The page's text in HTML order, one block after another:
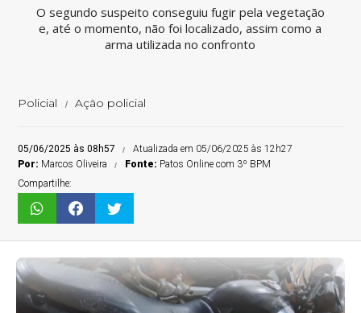
O segundo suspeito conseguiu fugir pela vegetação
e, até o momento, não foi localizado, assim como a
arma utilizada no confronto
Policial Ação policial
05/06/2025 às 08h57
Atualizada em 05/06/2025 às 12h27
Por: Marcos Oliveira Fonte: Patos Online com 3º BPM
Compartilhe: